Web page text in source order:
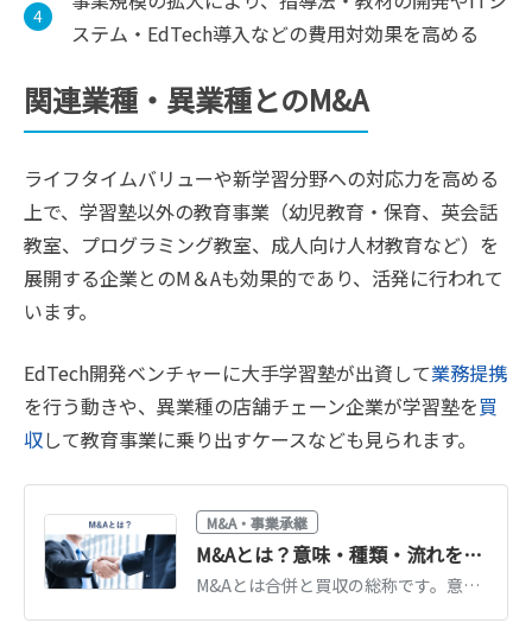
ステム・EdTech導入などの費用対効果を高める
関連業種・異業種とのM&A
ライフタイムバリューや新学習分野への対応力を高める
上で、学習塾以外の教育事業（幼児教育・保育、英会話
教室、プログラミング教室、成人向け人材教育など）を
展開する企業とのM＆Aも効果的であり、活発に行われて
います。
EdTech開発ベンチャーに大手学習塾が出資して業務提携
を行う動きや、異業種の店舗チェーン企業が学習塾を買
収して教育事業に乗り出すケースなども見られます。
M&A・事業承継
M&Aとは？意味・種類・流れを図解でわかりやすく解説【2026年最新】
M&Aとは合併と買収の総称です。意味・目的・手法の種類・進め方の流れを図解でわかりやすく解説。中小企業の事業承継での活用や2026年の最新動向もまとめています。